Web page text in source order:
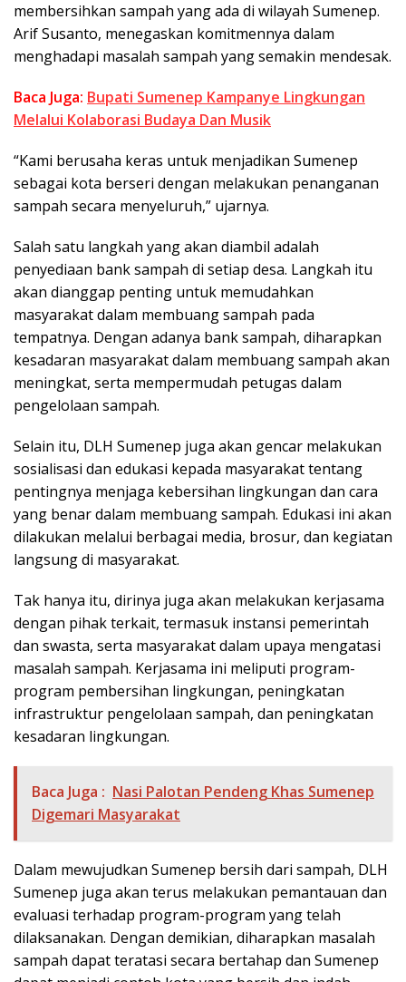
membersihkan sampah yang ada di wilayah Sumenep.
Arif Susanto, menegaskan komitmennya dalam
menghadapi masalah sampah yang semakin mendesak.
Baca Juga: Bupati Sumenep Kampanye Lingkungan
Melalui Kolaborasi Budaya Dan Musik
“Kami berusaha keras untuk menjadikan Sumenep
sebagai kota berseri dengan melakukan penanganan
sampah secara menyeluruh,” ujarnya.
Salah satu langkah yang akan diambil adalah
penyediaan bank sampah di setiap desa. Langkah itu
akan dianggap penting untuk memudahkan
masyarakat dalam membuang sampah pada
tempatnya. Dengan adanya bank sampah, diharapkan
kesadaran masyarakat dalam membuang sampah akan
meningkat, serta mempermudah petugas dalam
pengelolaan sampah.
Selain itu, DLH Sumenep juga akan gencar melakukan
sosialisasi dan edukasi kepada masyarakat tentang
pentingnya menjaga kebersihan lingkungan dan cara
yang benar dalam membuang sampah. Edukasi ini akan
dilakukan melalui berbagai media, brosur, dan kegiatan
langsung di masyarakat.
Tak hanya itu, dirinya juga akan melakukan kerjasama
dengan pihak terkait, termasuk instansi pemerintah
dan swasta, serta masyarakat dalam upaya mengatasi
masalah sampah. Kerjasama ini meliputi program-
program pembersihan lingkungan, peningkatan
infrastruktur pengelolaan sampah, dan peningkatan
kesadaran lingkungan.
Baca Juga : Nasi Palotan Pendeng Khas Sumenep
Digemari Masyarakat
Dalam mewujudkan Sumenep bersih dari sampah, DLH
Sumenep juga akan terus melakukan pemantauan dan
evaluasi terhadap program-program yang telah
dilaksanakan. Dengan demikian, diharapkan masalah
sampah dapat teratasi secara bertahap dan Sumenep